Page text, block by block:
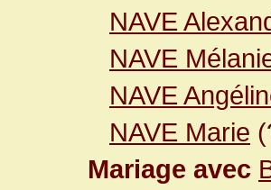
NAVE
NAVE
NAVE
NAVE Marie
Mariage avec